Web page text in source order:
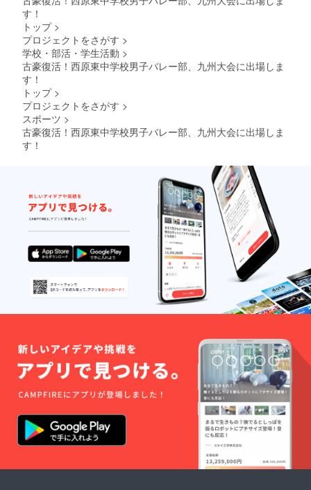
す！
トップ >
プロジェクトをさがす >
学校・部活・学生活動 >
古豪復活！西原東中学校男子バレー部、九州大会に出場しま
す！
トップ >
プロジェクトをさがす >
スポーツ >
古豪復活！西原東中学校男子バレー部、九州大会に出場しま
す！